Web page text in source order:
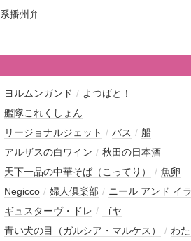
系播州弁
ヨルムンガンド / よつばと！
艦隊これくしょん
リージョナルジェット / バス / 船
アルザスの白ワイン / 秋田の日本酒
天下一品の中華そば（こってり） / 魚卵
Negicco / 婦人倶楽部 / ニール アンド イ
ギュスターヴ・ドレ / ゴヤ
青い犬の目（ガルシア・マルケス） / わ